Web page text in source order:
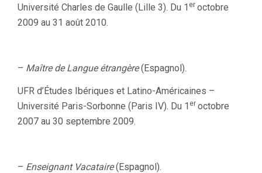
Université Charles de Gaulle (Lille 3). Du 1 er octobre
2009 au 31 août 2010.
– Maître de Langue étrangère(Espagnol).
UFR d’Études Ibériques et Latino-Américaines –
Université Paris-Sorbonne (Paris IV). Du 1 er octobre
2007 au 30 septembre 2009.
– Enseignant Vacataire(Espagnol).